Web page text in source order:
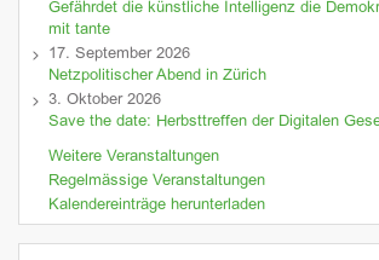
Gefährdet die künstliche Intelligenz die
mit tante
17. September 2026
Netzpolitischer Abend in Zürich
3. Oktober 2026
Save the date: Herbsttreffen der Digitalen
Weitere Veranstaltungen
Regelmässige Veranstaltungen
Kalendereinträge herunterladen